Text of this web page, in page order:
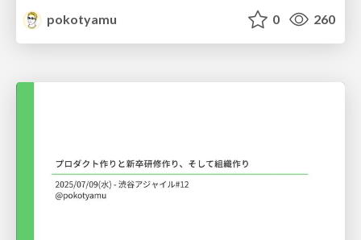
pokotyamu
0 260